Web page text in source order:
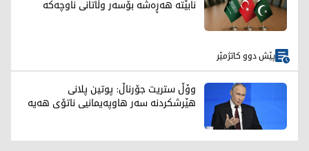
نابێتە هەڕەشە بۆسەر وڵاتانی ناوچەکە
پێش دوو کاتژمێر
وۆڵ ستریت جۆرناڵ: پوتین پلانی
هێرشکردنە سەر هاوپەیمانیی ناتۆی هەیە